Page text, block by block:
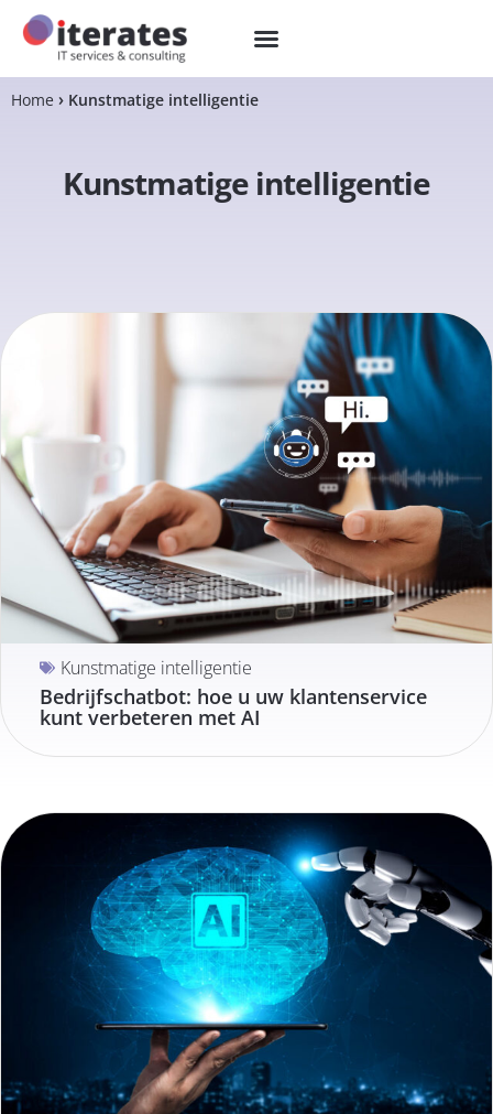
Home Kunstmatige intelligentie
Kunstmatige intelligentie
Kunstmatige intelligentie
Bedrijfschatbot: hoe u uw klantenservice
kunt verbeteren met AI